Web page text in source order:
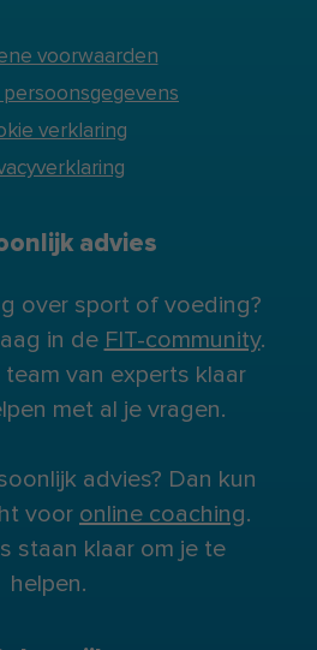
voorwaarden
verklaring
advies
over sport of voeding?
in de FIT-community.
van experts klaar
met al je vragen.
advies? Dan kun
voor online coaching.
staan klaar om je te
helpen.